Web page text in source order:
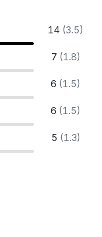
14 (3.5)
7 (1.8)
6 (1.5)
6 (1.5)
5 (1.3)